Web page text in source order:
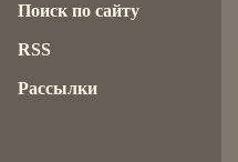
Поиск по сайту
RSS
Рассылки